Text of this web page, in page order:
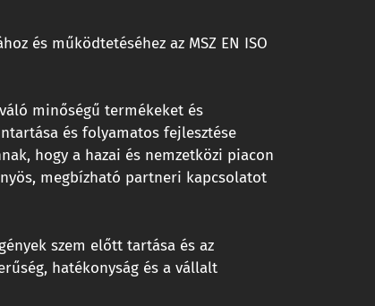
és működtetéséhez az MSZ EN ISO
minőségű termékeket és
és folyamatos fejlesztése
hogy a hazai és nemzetközi piacon
megbízható partneri kapcsolatot
szem előtt tartása és az
hatékonyság és a vállalt